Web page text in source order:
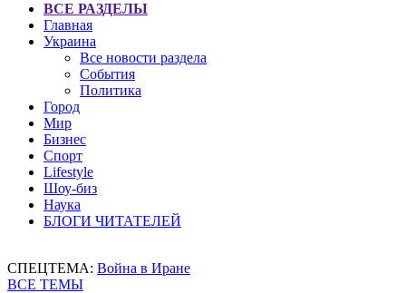
ВСЕ РАЗДЕЛЫ
Главная
Украина
Все новости раздела
События
Политика
Город
Мир
Бизнес
Спорт
Lifestyle
Шоу-биз
Наука
БЛОГИ ЧИТАТЕЛЕЙ
СПЕЦТЕМА: Война в Иране
ВСЕ ТЕМЫ